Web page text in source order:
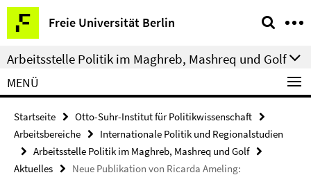
Springe
direkt
zu
Inhalt
Freie Universität Berlin
Service-
Navigation
Arbeitsstelle Politik im Maghreb, Mashreq und Golf
MENÜ
Startseite
Otto-Suhr-Institut für Politikwissenschaft
Arbeitsbereiche
Internationale Politik und Regionalstudien
Arbeitsstelle Politik im Maghreb, Mashreq und Golf
Aktuelles
Neue Publikation von Ricarda Ameling: